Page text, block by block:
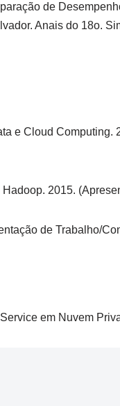
de
Anais do 18o.
e Cloud
2015.
de Trabalho/
em Nuvem